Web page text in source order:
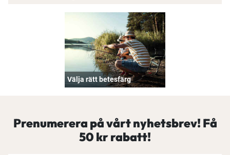
Välja rätt betesfärg
Prenumerera på vårt nyhetsbrev! Få
50 kr rabatt!